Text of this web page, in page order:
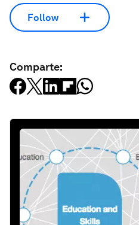
Follow
Comparte: